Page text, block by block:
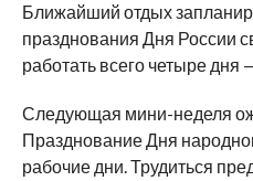
Ближайший отдых
празднования Дня России
работать всего четыре дня
Следующая мини-неделя
Празднование Дня
рабочие дни. Трудиться